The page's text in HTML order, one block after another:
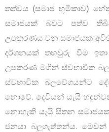
තත්වය (සමාජ භූමිකාව)
සමාජයක් බවට පත්ව
උපකරණය වන සමාජයක
දර්ශනයක් තහවුරු වීම
උපකරණ මගින් ස්වභාවික
ස්වභාවික බලවේගයන්ට
නොවේ. දෙවියන් යැයි
නොහැකි යැයි සිතන
ජනයා බලුගැත්තන්ය.